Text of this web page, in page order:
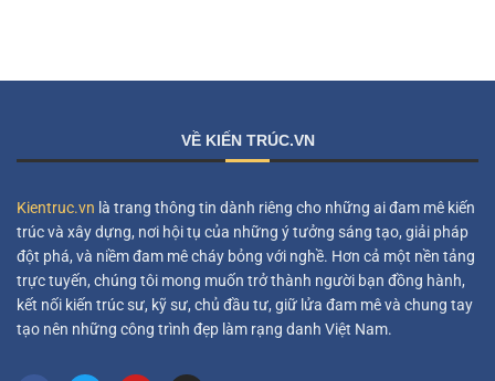
VỀ KIẾN TRÚC.VN
Kientruc.vn là trang thông tin dành riêng cho những ai đam mê kiến
trúc và xây dựng, nơi hội tụ của những ý tưởng sáng tạo, giải pháp
đột phá, và niềm đam mê cháy bỏng với nghề. Hơn cả một nền tảng
trực tuyến, chúng tôi mong muốn trở thành người bạn đồng hành,
kết nối kiến trúc sư, kỹ sư, chủ đầu tư, giữ lửa đam mê và chung tay
tạo nên những công trình đẹp làm rạng danh Việt Nam.